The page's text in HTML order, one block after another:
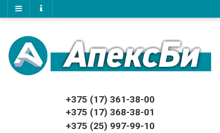
+375 (17) 361-38-00
+375 (17) 368-38-01
+375 (25) 997-99-10